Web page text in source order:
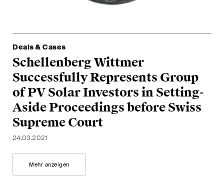
Deals & Cases
Schellenberg Wittmer
Successfully Represents Group
of PV Solar Investors in Setting-
Aside Proceedings before Swiss
Supreme Court
24.03.2021
Mehr anzeigen